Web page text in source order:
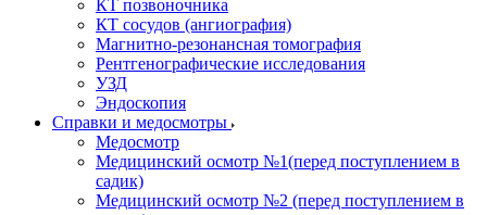
КТ позвоночника
КТ сосудов (ангиография)
Магнитно-резонансная томография
Рентгенографические исследования
УЗД
Эндоскопия
Справки и медосмотры
Медосмотр
Медицинский осмотр №1(перед поступлением в
садик)
Медицинский осмотр №2 (перед поступлением в